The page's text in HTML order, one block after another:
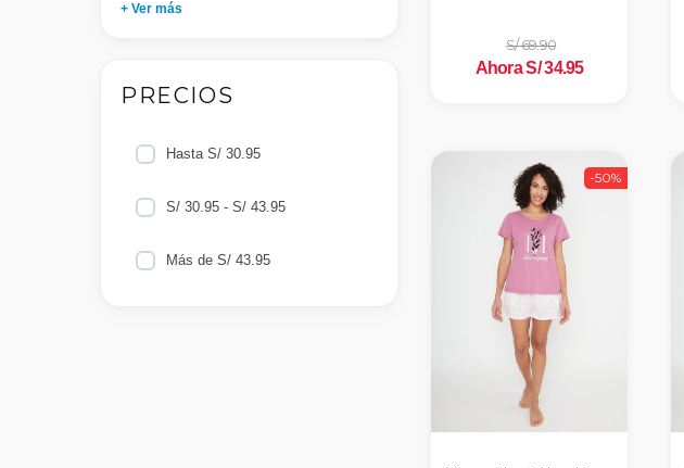
AZUL
BEIGE
MENTA
ROJO
+ Ver más
PRECIOS
Hasta S/ 30.95
S/ 30.95 - S/ 43.95
Más de S/ 43.95
S/ 69.90
Ahora S/ 34.95
-50%